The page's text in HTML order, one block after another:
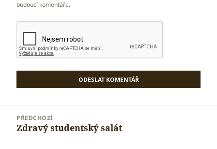
budoucí komentáře.
příspěvek
PŘEDCHOZÍ
Předchozí
Zdravý studentský salát